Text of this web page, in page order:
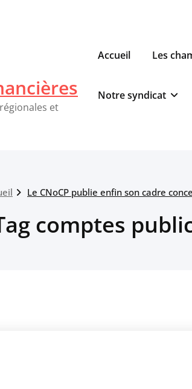
et
Accueil Les
Notre syndicat
Le CNoCP publie enfin son cadre
comptes